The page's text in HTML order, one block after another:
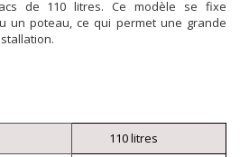
de 110 litres. Ce modèle se fixe
un poteau, ce qui permet une grande
110 litres